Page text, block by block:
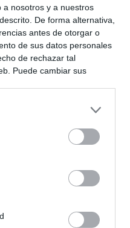
a nosotros y a nuestros
De forma alternativa,
antes de otorgar o
de sus datos personales
de rechazar tal
Puede cambiar sus
es
Kiosko.netes la puerta